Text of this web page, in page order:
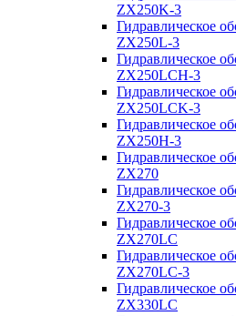
ZX250K-3
Гидравлическое
ZX250L-3
Гидравлическое
ZX250LCH-3
Гидравлическое
ZX250LCK-3
Гидравлическое
ZX250Н-3
Гидравлическое
ZX270
Гидравлическое
ZX270-3
Гидравлическое
ZX270LC
Гидравлическое
ZX270LC-3
Гидравлическое
ZX330LC